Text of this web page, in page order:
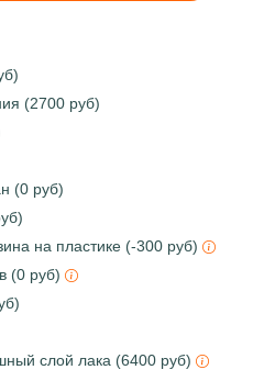
(2700 руб)
(0 руб)
на пластике (-300 руб)
(0 руб)
слой лака (6400 руб)